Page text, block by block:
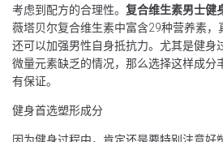
考虑到配方的合理性。 复合维生素男士健
薇塔贝尔复合维生素中富含29种营养素，
还可以加强男性自身抵抗力。尤其是健身
微量元素缺乏的情况，那么选择这样成分
有保证。
健身首选塑形成分